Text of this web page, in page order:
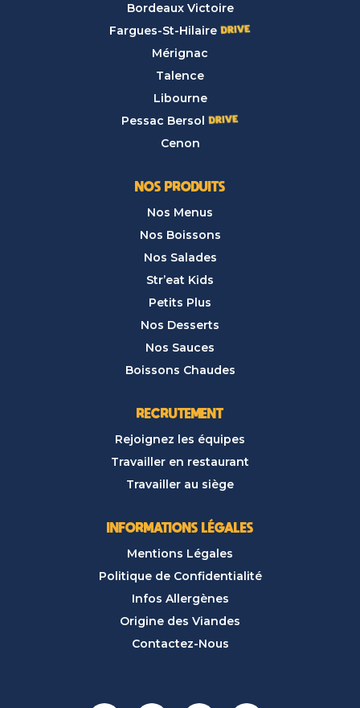
Bordeaux Victoire
Fargues-St-Hilaire
Mérignac
Talence
Libourne
Pessac Bersol
Cenon
NOS PRODUITS
Nos Menus
Nos Boissons
Nos Salades
Str’eat Kids
Petits Plus
Nos Desserts
Nos Sauces
Boissons Chaudes
RECRUTEMENT
Rejoignez les équipes
Travailler en restaurant
Travailler au siège
INFORMATIONS LÉGALES
Mentions Légales
Politique de Confidentialité
Infos Allergènes
Origine des Viandes
Contactez-Nous